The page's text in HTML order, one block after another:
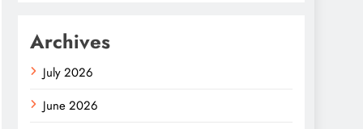
Archives
July 2026
June 2026